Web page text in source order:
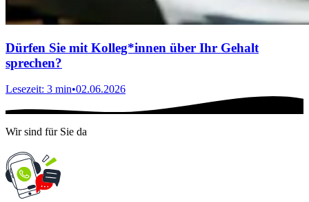
Dürfen Sie mit Kolleg*innen über Ihr Gehalt
sprechen?
Lesezeit: 3 min•02.06.2026
Wir sind für Sie da